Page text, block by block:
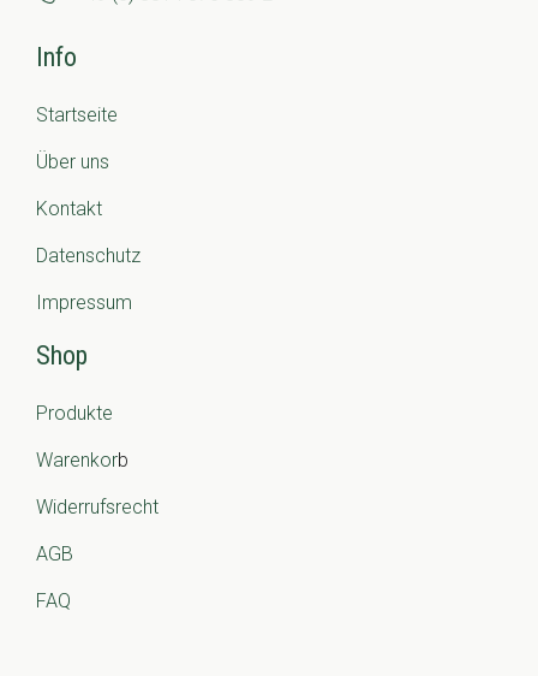
Info
Startseite
Über uns
Kontakt
Datenschutz
Impressum
Shop
Produkte
Warenkorb
Widerrufsrecht
AGB
FAQ